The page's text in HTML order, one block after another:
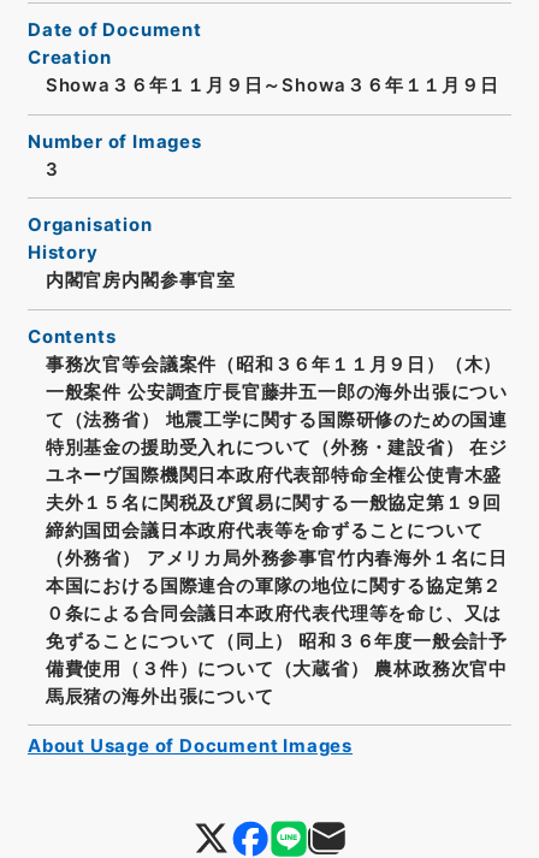
Date of Document
Creation
Showa３６年１１月９日～Showa３６年１１月９日
Number of Images
3
Organisation
History
内閣官房内閣参事官室
Contents
事務次官等会議案件（昭和３６年１１月９日）（木）
一般案件 公安調査庁長官藤井五一郎の海外出張につい
て（法務省） 地震工学に関する国際研修のための国連
特別基金の援助受入れについて（外務・建設省） 在ジ
ユネーヴ国際機関日本政府代表部特命全権公使青木盛
夫外１５名に関税及び貿易に関する一般協定第１９回
締約国団会議日本政府代表等を命ずることについて
（外務省） アメリカ局外務参事官竹内春海外１名に日
本国における国際連合の軍隊の地位に関する協定第２
０条による合同会議日本政府代表代理等を命じ、又は
免ずることについて（同上） 昭和３６年度一般会計予
備費使用（３件）について（大蔵省） 農林政務次官中
馬辰猪の海外出張について
About Usage of Document Images